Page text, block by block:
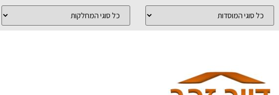
כל
סוגי
המוסדות
כל
סוגי
המחלקות